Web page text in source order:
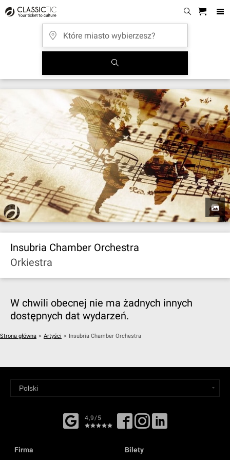
Insubria Chamber Orchestra
Orkiestra
W chwili obecnej nie ma żadnych innych
dostępnych dat wydarzeń.
Strona główna > Artyści > Insubria Chamber Orchestra
4,9/5
Firma Bilety